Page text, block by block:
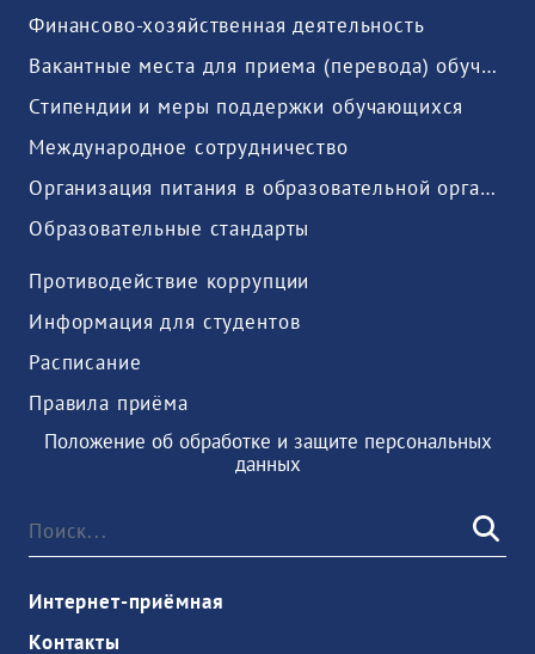
Финансово-хозяйственная деятельность
Вакантные места для приема (перевода) обучающихся
Стипендии и меры поддержки обучающихся
Международное сотрудничество
Организация питания в образовательной организации
Образовательные стандарты
Противодействие коррупции
Информация для студентов
Расписание
Правила приёма
Положение об обработке и защите персональных
данных
Интернет-приёмная
Контакты